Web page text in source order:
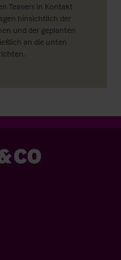
Teasers in Kontakt
hinsichtlich der
und der geplanten
an die unten